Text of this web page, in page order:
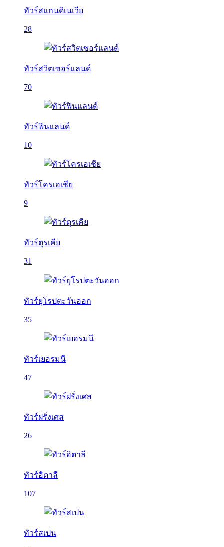
ทัวร์สแกนดิเนเวีย
28
ทัวร์สวิตเซอร์แลนด์
70
ทัวร์ฟินแลนด์
10
ทัวร์โครเอเชีย
9
ทัวร์ตุรเคีย
31
ทัวร์ยุโรปตะวันออก
35
ทัวร์เยอรมนี
47
ทัวร์ฝรั่งเศส
26
ทัวร์อิตาลี
107
ทัวร์สเปน